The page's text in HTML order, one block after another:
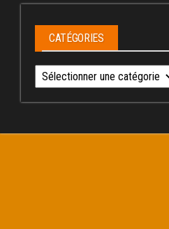
CATÉGORIES
Catégories